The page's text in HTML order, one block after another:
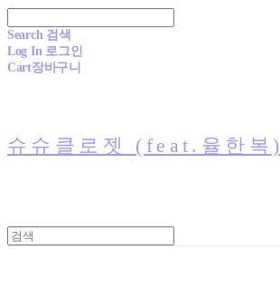
Search 검색
Log In 로그인
Cart장바구니
슈슈클로젯 (feat.율한복)